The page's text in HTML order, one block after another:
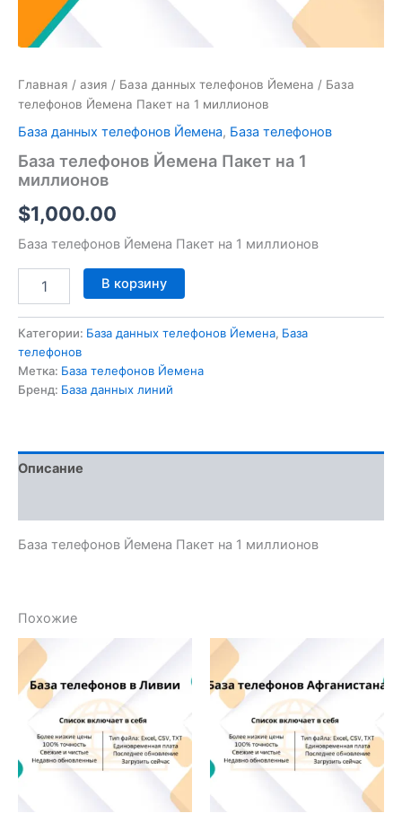
Главная / азия / База данных телефонов Йемена / База
телефонов Йемена Пакет на 1 миллионов
База данных телефонов Йемена, База телефонов
База телефонов Йемена Пакет на 1
миллионов
$1,000.00
База телефонов Йемена Пакет на 1 миллионов
В корзину
Категории: База данных телефонов Йемена, База
телефонов
Метка: База телефонов Йемена
Бренд: База данных линий
Описание
База телефонов Йемена Пакет на 1 миллионов
Похожие